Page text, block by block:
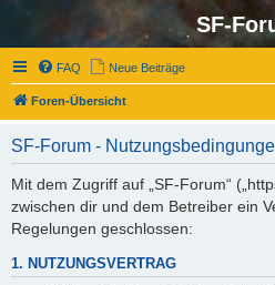
SF-
FAQ Neue Beiträge
Foren-Übersicht
SF-Forum -
Mit dem Zugriff auf „SF-Forum“
zwischen dir und dem Betreiber ein
Regelungen geschlossen:
1. NUTZUNGSVERTRAG